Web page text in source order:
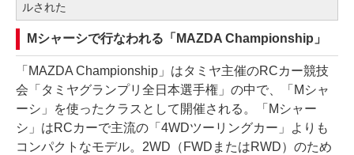
ルされた
Mシャーシで行なわれる「MAZDA Championship」
「MAZDA Championship」はタミヤ主催のRCカー競技
会「タミヤグランプリ全日本選手権」の中で、「Mシャ
ーシ」を使ったクラスとして開催される。「Mシャー
シ」はRCカーで主流の「4WDツーリングカー」よりも
コンパクトなモデル。2WD（FWDまたはRWD）のため